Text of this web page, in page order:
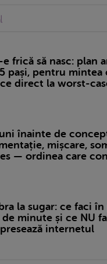
e frică să nasc: plan
pași, pentru mintea
direct la worst-
înainte de
mișcare,
— ordinea care
la sugar: ce faci
de minute și ce NU
internetul